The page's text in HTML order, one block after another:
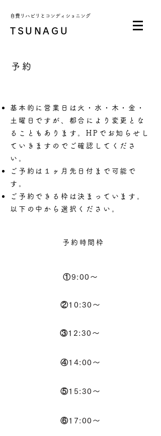
自費リハビリとコンディショニング
TSUNAGU
予約
基本的に営業日は火・水・木・金・
土曜日ですが、都合により変更とな
ることもあります。
HPでお知らせし
ていきますのでご確認してくださ
い。
ご予約は１ヶ月先日付まで可能で
す。
ご予約できる枠は決まっています。
以下の中から選択ください。
予約時間枠
①9:00～
②10:30～
③12:30～
④14:00～
⑤15:30～
⑥17:00～